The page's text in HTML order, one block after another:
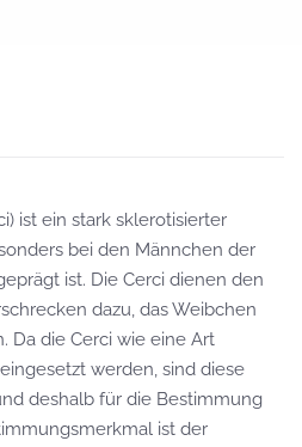
ist ein stark sklerotisierter
bei den Männchen der
ist. Die Cerci dienen den
dazu, das Weibchen
Da die Cerci wie eine Art
werden, sind diese
deshalb für die Bestimmung
ist der